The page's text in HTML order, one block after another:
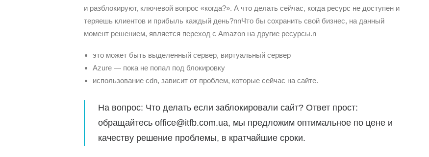
и разблокируют, ключевой вопрос «когда?». А что делать сейчас, когда ресурс не доступен и
теряешь клиентов и прибыль каждый день?nnЧто бы сохранить свой бизнес, на данный
момент решением, является переход с Amazon на другие ресурсы.n
это может быть выделенный сервер, виртуальный сервер
Azure — пока не попал под блокировку
использование cdn, зависит от проблем, которые сейчас на сайте.
На вопрос: Что делать если заблокировали сайт? Ответ прост:
обращайтесь office@itfb.com.ua, мы предложим оптимальное по цене и
качеству решение проблемы, в кратчайшие сроки.